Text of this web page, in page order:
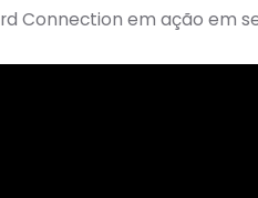
Connection em ação em